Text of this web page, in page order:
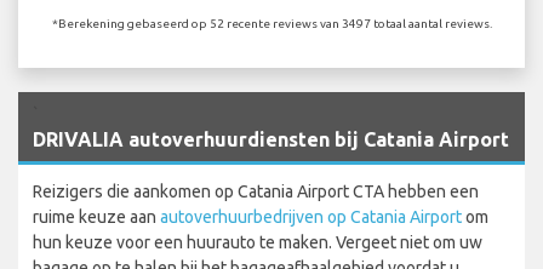
*Berekening gebaseerd op 52 recente reviews van 3497 totaal aantal reviews.
DRIVALIA autoverhuurdiensten bij Catania Airport
Reizigers die aankomen op Catania Airport CTA hebben een
ruime keuze aan autoverhuurbedrijven op Catania Airportom
hun keuze voor een huurauto te maken. Vergeet niet om uw